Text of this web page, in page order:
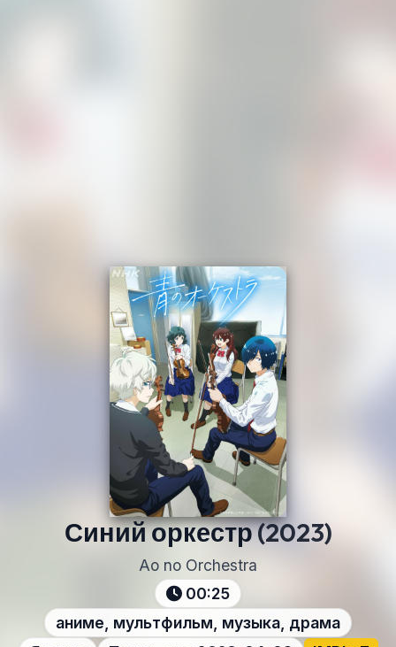
Синий оркестр(2023)
Ao no Orchestra
00:25
аниме, мультфильм, музыка, драма